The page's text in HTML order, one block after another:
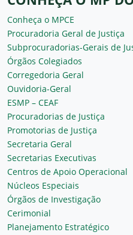
Conheça o MPCE
Procuradoria Geral de Justiça
Subprocuradorias-Gerais de
Órgãos Colegiados
Corregedoria Geral
Ouvidoria-Geral
ESMP – CEAF
Procuradorias de Justiça
Promotorias de Justiça
Secretaria Geral
Secretarias Executivas
Centros de Apoio Operacional
Núcleos Especiais
Órgãos de Investigação
Cerimonial
Planejamento Estratégico